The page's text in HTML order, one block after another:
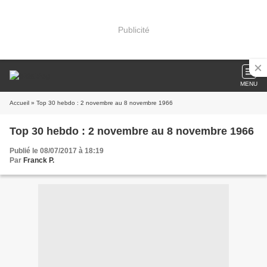
Publicité
MENU
Accueil » Top 30 hebdo : 2 novembre au 8 novembre 1966
Top 30 hebdo : 2 novembre au 8 novembre 1966
Publié le 08/07/2017 à 18:19
Par Franck P.